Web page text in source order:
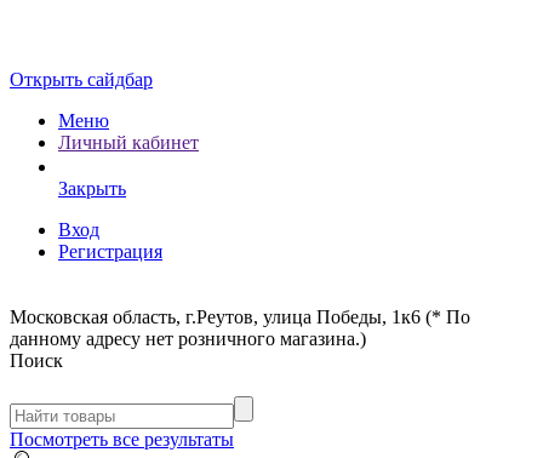
Открыть сайдбар
Меню
Личный кабинет
Закрыть
Вход
Регистрация
Московская область, г.Реутов, улица Победы, 1к6 (* По
данному адресу нет розничного магазина.)
Поиск
Посмотреть все результаты